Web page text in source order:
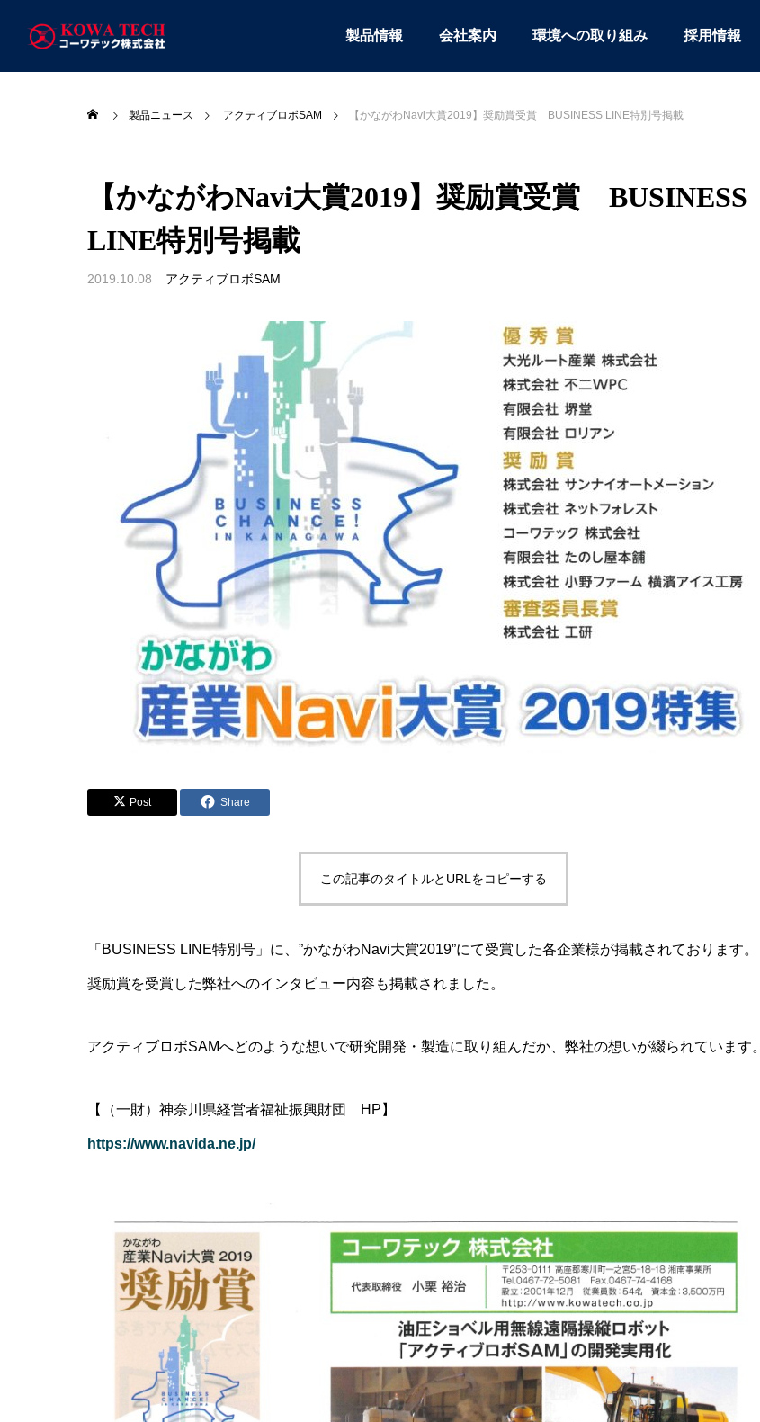
製品情報 会社案内 環境への取り組み 採用情報
製品ニュース アクティブロボSAM 【かながわNavi大賞2019】奨励賞受賞 BUSINESS LINE特別号掲載
【かながわNavi大賞2019】奨励賞受賞 BUSINESS
LINE特別号掲載
2019.10.08 アクティブロボSAM
Post Share
この記事のタイトルとURLをコピーする
「BUSINESS LINE特別号」に、”かながわNavi大賞2019”にて受賞した各企業様が掲載されております。
奨励賞を受賞した弊社へのインタビュー内容も掲載されました。
アクティブロボSAMへどのような想いで研究開発・製造に取り組んだか、弊社の想いが綴られています。
【（一財）神奈川県経営者福祉振興財団 HP】
https://www.navida.ne.jp/